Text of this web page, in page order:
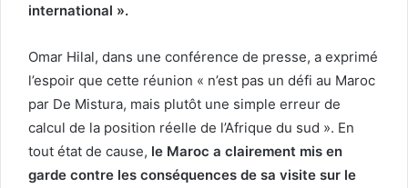
international ».
Omar Hilal, dans une conférence de presse, a exprimé
l’espoir que cette réunion « n’est pas un défi au Maroc
par De Mistura, mais plutôt une simple erreur de
calcul de la position réelle de l’Afrique du sud ». En
tout état de cause, le Maroc a clairement mis en
garde contre les conséquences de sa visite sur le